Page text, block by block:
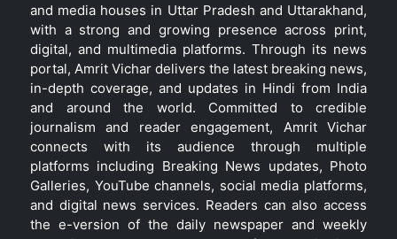
and media houses in Uttar Pradesh and Uttarakhand,
with a strong and growing presence across print,
digital, and multimedia platforms. Through its news
portal, Amrit Vichar delivers the latest breaking news,
in-depth coverage, and updates in Hindi from India
and around the world. Committed to credible
journalism and reader engagement, Amrit Vichar
connects with its audience through multiple
platforms including Breaking News updates, Photo
Galleries, YouTube channels, social media platforms,
and digital news services. Readers can also access
the e-version of the daily newspaper and weekly